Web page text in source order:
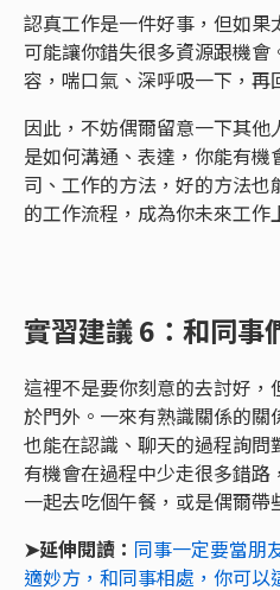
認真工作是一件好事，但如
可能讓你錯失很多資源跟機
容，喘口氣、深呼吸一下，再
因此，不妨偶爾留意一下其
是如何溝通、表達，你能有
司、工作的方法，好的方法
的工作流程，成為你未來工作
實習建議 6：和同事
這裡不是要你刻意的去討好
於門外。一來有熟識關係的關
也能在認識、聊天的過程詢
有機會在過程中少走很多錯
一起去吃個午餐，或是偶爾
➤延伸閱讀： 同事一定要當朋
適妙方，和同事相處，你可以